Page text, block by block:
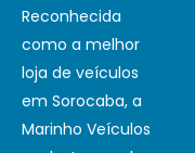
Reconhecida
como a melhor
loja de veículos
em Sorocaba, a
Marinho Veículos